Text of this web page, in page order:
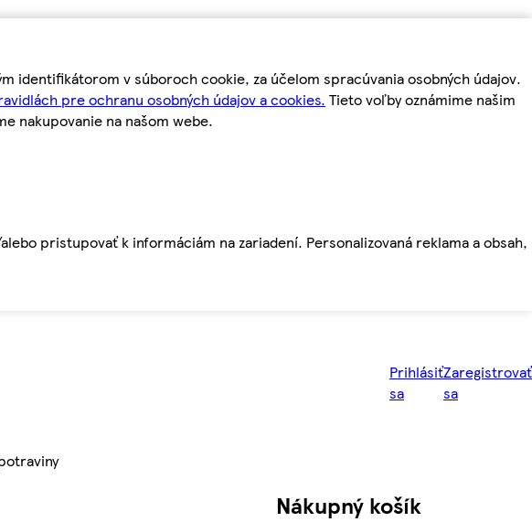
identifikátorom v súboroch cookie, za účelom spracúvania osobných údajov.
pre ochranu osobných údajov a cookies. Tieto voľby oznámime našim
nakupovanie na našom webe.
pristupovať k informáciám na zariadení. Personalizovaná reklama a obsah,
Prihlásiť
sa
Zaregistrovať
sa
Nákupný košík